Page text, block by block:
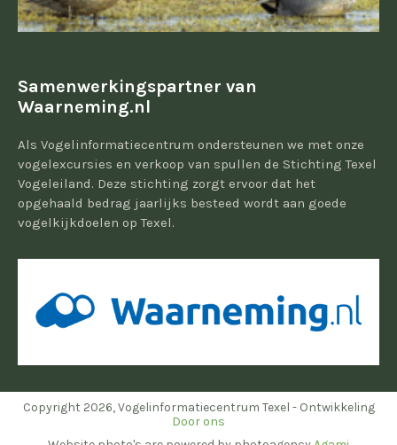
Samenwerkingspartner van
Waarneming.nl
Als Vogelinformatiecentrum ondersteunen we met onze
vogelexcursies en verkoop van spullen de Stichting Texel
Vogeleiland. Deze stichting zorgt ervoor dat het
opgehaald bedrag jaarlijks besteed wordt aan goede
vogelkijkdoelen op Texel.
Copyright 2026, Vogelinformatiecentrum Texel - Ontwikkeling
Door ons